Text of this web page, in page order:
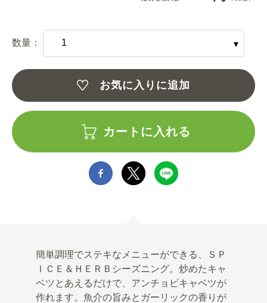
数量：
お気に入りに追加
カートに入れる
簡単調理でステキなメニューができる、ＳＰ
ＩＣＥ＆ＨＥＲＢシーズニング。炒めたキャ
ベツとあえるだけで、アンチョビキャベツが
作れます。魚介の旨みとガーリックの香りが